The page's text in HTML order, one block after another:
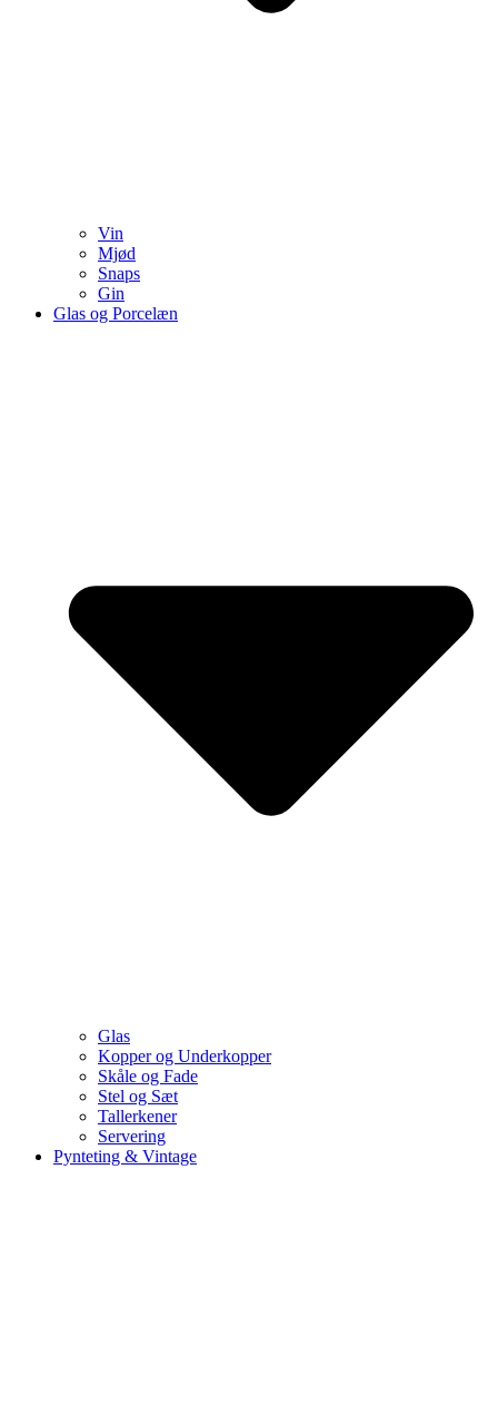
Vin
Mjød
Snaps
Gin
Glas og Porcelæn
Glas
Kopper og Underkopper
Skåle og Fade
Stel og Sæt
Tallerkener
Servering
Pynteting & Vintage